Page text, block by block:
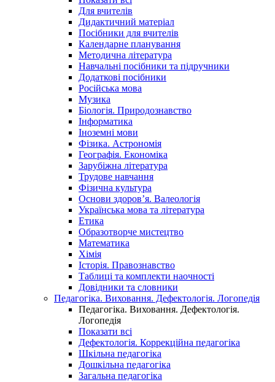
Для вчителів
Дидактичний матеріал
Посібники для вчителів
Календарне планування
Методична література
Навчальні посібники та підручники
Додаткові посібники
Російська мова
Музика
Біологія. Природознавство
Інформатика
Іноземні мови
Фізика. Астрономія
Географія. Економіка
Зарубіжна література
Трудове навчання
Фізична культура
Основи здоров’я. Валеологія
Українська мова та література
Етика
Образотворче мистецтво
Математика
Хімія
Історія. Правознавство
Таблиці та комплекти наочності
Довідники та словники
Педагогіка. Виховання. Дефектологія. Логопедія
Педагогіка. Виховання. Дефектологія.
Логопедія
Показати всі
Дефектологія. Коррекційна педагогіка
Шкільна педагогіка
Дошкільна педагогіка
Загальна педагогіка